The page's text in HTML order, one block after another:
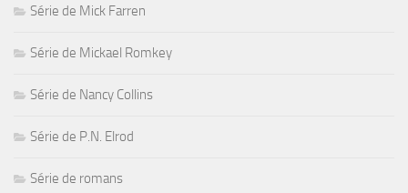
Série de Mick Farren
Série de Mickael Romkey
Série de Nancy Collins
Série de P.N. Elrod
Série de romans